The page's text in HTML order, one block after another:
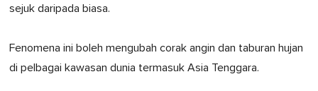
sejuk daripada biasa.
Fenomena ini boleh mengubah corak angin dan taburan hujan
di pelbagai kawasan dunia termasuk Asia Tenggara.